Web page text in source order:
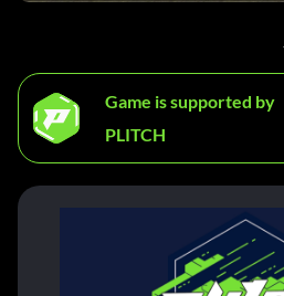
Game is supported by
PLITCH